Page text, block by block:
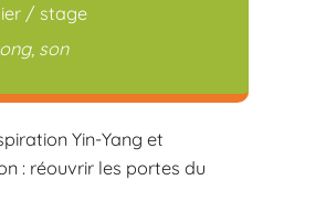
/ stage
, son
Yin-Yang et
: réouvrir les portes du